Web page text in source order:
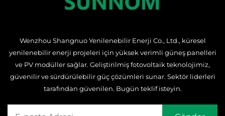
Wenzhou Shangnuo Yenilenebilir Enerji Co., Ltd., küresel
yenilenebilir enerji projeleri için yüksek verimli güneş panelleri
ve PV modüller sağlar. Geliştirilmiş fotovoltaik teknolojimiz,
güvenilir ve sürdürülebilir güç çözümleri sunar. Sektör liderleri
tarafından güvenilen. Bugün teklif isteyin.